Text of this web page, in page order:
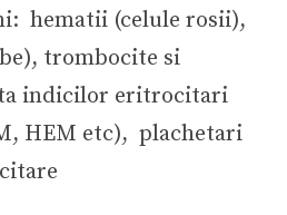
hematii (celule rosii),
trombocite si
indicilor eritrocitari
HEM etc), plachetari